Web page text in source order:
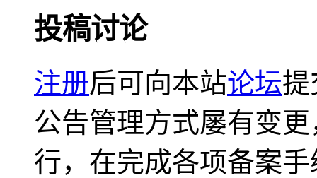
投稿讨论
注册后可向本站论坛提
公告管理方式屡有变
行，在完成各项备案